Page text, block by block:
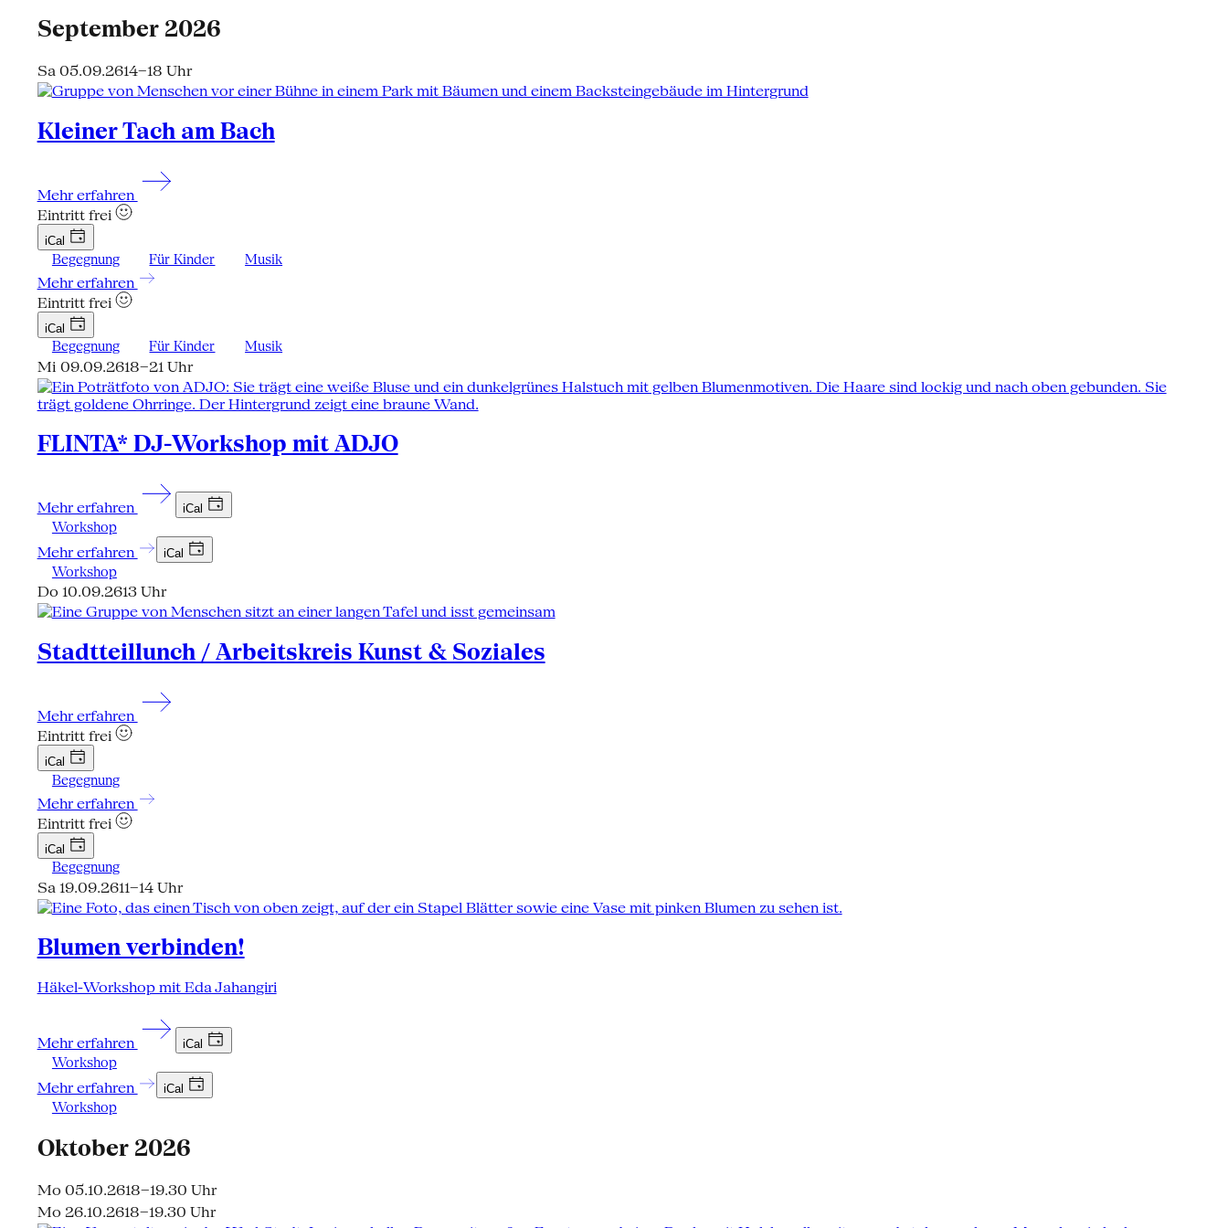
September 2026
Sa 05.09.2614–18 Uhr
Kleiner Tach am Bach
Mehr erfahren
Eintritt frei
iCal
Begegnung Für Kinder Musik
Mehr erfahren
Eintritt frei
iCal
Begegnung Für Kinder Musik
Mi 09.09.2618–21 Uhr
FLINTA* DJ-Workshop mit ADJO
Mehr erfahren iCal
Workshop
Mehr erfahren iCal
Workshop
Do 10.09.2613 Uhr
Stadtteillunch / Arbeitskreis Kunst & Soziales
Mehr erfahren
Eintritt frei
iCal
Begegnung
Mehr erfahren
Eintritt frei
iCal
Begegnung
Sa 19.09.2611–14 Uhr
Blumen verbinden!
Häkel-Workshop mit Eda Jahangiri
Mehr erfahren iCal
Workshop
Mehr erfahren iCal
Workshop
Oktober 2026
Mo 05.10.2618–19.30 Uhr
Mo 26.10.2618–19.30 Uhr